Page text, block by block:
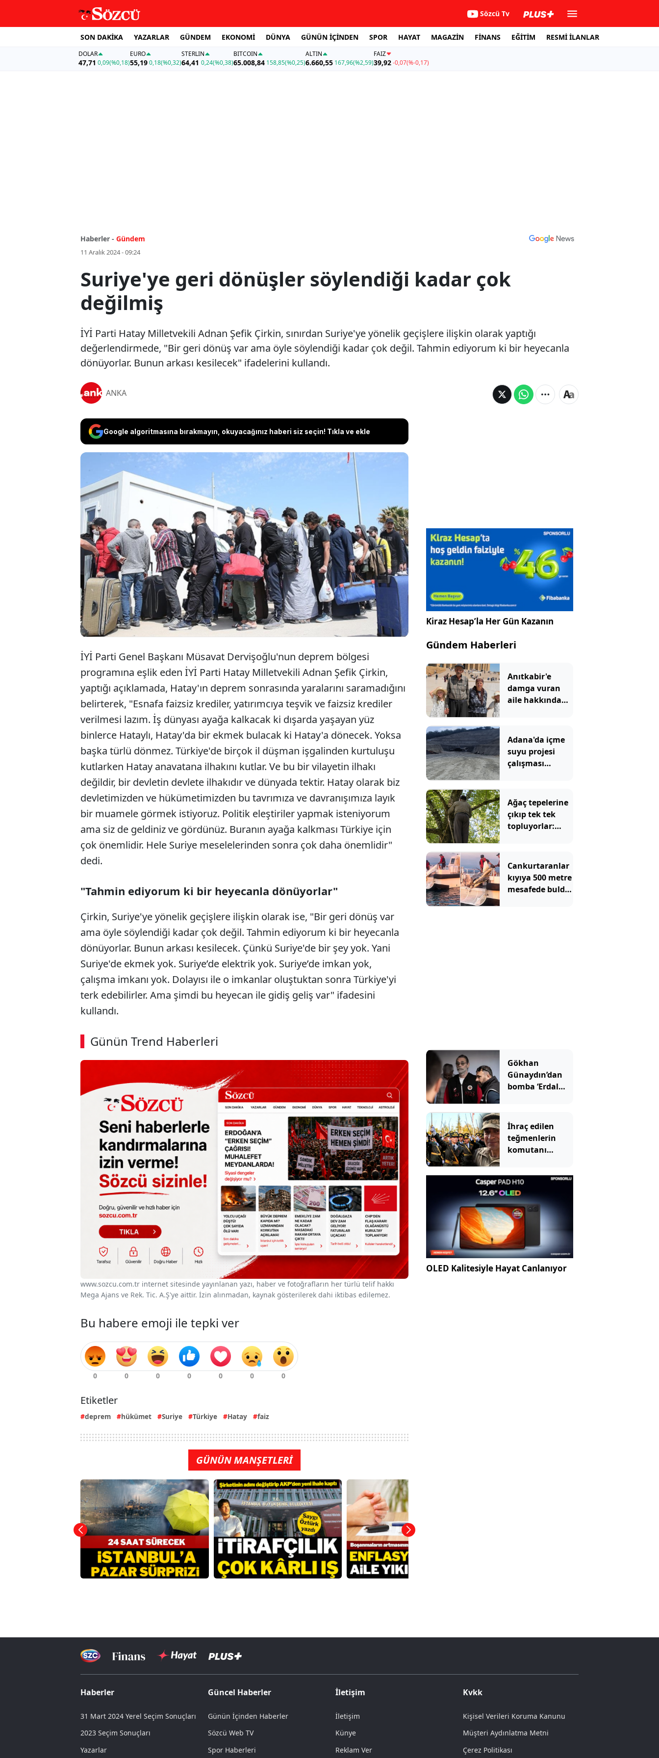
Sözcü Tv
SON DAKİKA YAZARLAR GÜNDEM EKONOMİ DÜNYA GÜNÜN İÇİNDEN SPOR HAYAT MAGAZİN FİNANS EĞİTİM RESMİ İLANLAR
DOLAR
47,71 0,09(%0,18)
EURO
55,19 0,18(%0,32)
STERLIN
64,41 0,24(%0,38)
BITCOIN
65.008,84 158,85(%0,25)
ALTIN
6.660,55 167,96(%2,59)
FAİZ
39,92-0,07(%-0,17)
Haberler - Gündem
11 Aralık 2024 - 09:24
Suriye'ye geri dönüşler söylendiği kadar çok
değilmiş
İYİ Parti Hatay Milletvekili Adnan Şefik Çirkin, sınırdan Suriye'ye yönelik geçişlere ilişkin olarak yaptığı
değerlendirmede, "Bir geri dönüş var ama öyle söylendiği kadar çok değil. Tahmin ediyorum ki bir heyecanla
dönüyorlar. Bunun arkası kesilecek" ifadelerini kullandı.
ANKA
Google algoritmasına bırakmayın, okuyacağınız haberi siz seçin! Tıkla ve ekle
İYİ Parti Hatay Milletvekili Adnan Şefik Çirkin, sınırdan Suriye'ye
yönelik geçişlere ilişkin olarak yaptığı değerlendirmede, "Bir geri
dönüş var ama öyle söylendiği kadar çok değil. Tahmin ediyorum
ki bir heyecanla dönüyorlar. Bunun arkası kesilecek" ifadelerini
kullandı.
İYİ Parti Genel Başkanı Müsavat Dervişoğlu'nun deprem bölgesi
programına eşlik eden İYİ Parti Hatay Milletvekili Adnan Şefik Çirkin,
yaptığı açıklamada, Hatay'ın deprem sonrasında yaralarını saramadığını
belirterek, "Esnafa faizsiz krediler, yatırımcıya teşvik ve faizsiz krediler
verilmesi lazım. İş dünyası ayağa kalkacak ki dışarda yaşayan yüz
binlerce Hataylı, Hatay'da bir ekmek bulacak ki Hatay'a dönecek. Yoksa
başka türlü dönmez. Türkiye'de birçok il düşman işgalinden kurtuluşu
kutlarken Hatay anavatana ilhakını kutlar. Ve bu bir vilayetin ilhakı
değildir, bir devletin devlete ilhakıdır ve dünyada tektir. Hatay olarak biz
devletimizden ve hükümetimizden bu tavrımıza ve davranışımıza layık
bir muamele görmek istiyoruz. Politik eleştiriler yapmak isteniyorum
ama siz de geldiniz ve gördünüz. Buranın ayağa kalkması Türkiye için
çok önemlidir. Hele Suriye meselelerinden sonra çok daha önemlidir"
dedi.
"Tahmin ediyorum ki bir heyecanla dönüyorlar"
Çirkin, Suriye'ye yönelik geçişlere ilişkin olarak ise, "Bir geri dönüş var
ama öyle söylendiği kadar çok değil. Tahmin ediyorum ki bir heyecanla
dönüyorlar. Bunun arkası kesilecek. Çünkü Suriye'de bir şey yok. Yani
Suriye'de ekmek yok. Suriye’de elektrik yok. Suriye’de imkan yok,
çalışma imkanı yok. Dolayısı ile o imkanlar oluştuktan sonra Türkiye'yi
terk edebilirler. Ama şimdi bu heyecan ile gidiş geliş var" ifadesini
kullandı.
Günün Trend Haberleri
00:02 / 08:43
www.sozcu.com.tr internet sitesinde yayınlanan yazı, haber ve fotoğrafların her türlü telif hakkı
Mega Ajans ve Rek. Tic. A.Ş'ye aittir. İzin alınmadan, kaynak gösterilerek dahi iktibas edilemez.
Bu habere emoji ile tepki ver
Etiketler
deprem hükümet Suriye Türkiye Hatay faiz
GÜNÜN MANŞETLERİ
Kiraz Hesap’la Her Gün Kazanın
Gündem Haberleri
Anıtkabir'e
damga vuran
aile hakkında
Adana'da içme
suyu projesi
çalışması
Ağaç tepelerine
çıkıp tek tek
topluyorlar:
dayanacak
Cankurtaranlar
kıyıya 500 metre
mesafede buldu!
Gökhan
Günaydın’dan
bomba ‘Erdal
İhraç edilen
teğmenlerin
komutanı
edildi!
OLED Kalitesiyle Hayat Canlanıyor
Haberler
31 Mart 2024 Yerel Seçim Sonuçları
2023 Seçim Sonuçları
Yazarlar
Güncel Haberler
Günün İçinden Haberler
Sözcü Web TV
Spor Haberleri
İletişim
İletişim
Künye
Reklam Ver
Kvkk
Kişisel Verileri Koruma Kanunu
Müşteri Aydınlatma Metni
Çerez Politikası